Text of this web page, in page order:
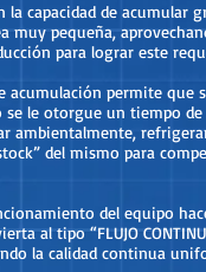
la capacidad de acumular
muy pequeña,
para lograr este
acumulación permite que
se le otorgue un tiempo de
ambientalmente,
del mismo para
del equipo
al tipo “FLUJO
la calidad continua